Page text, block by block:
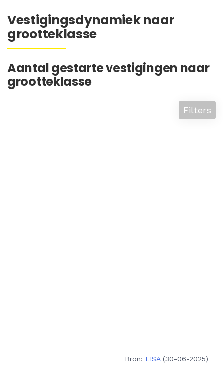
Vestigingsdynamiek naar
grootteklasse
Aantal gestarte vestigingen naar
grootteklasse
Filters
Bron: LISA(30-06-2025)